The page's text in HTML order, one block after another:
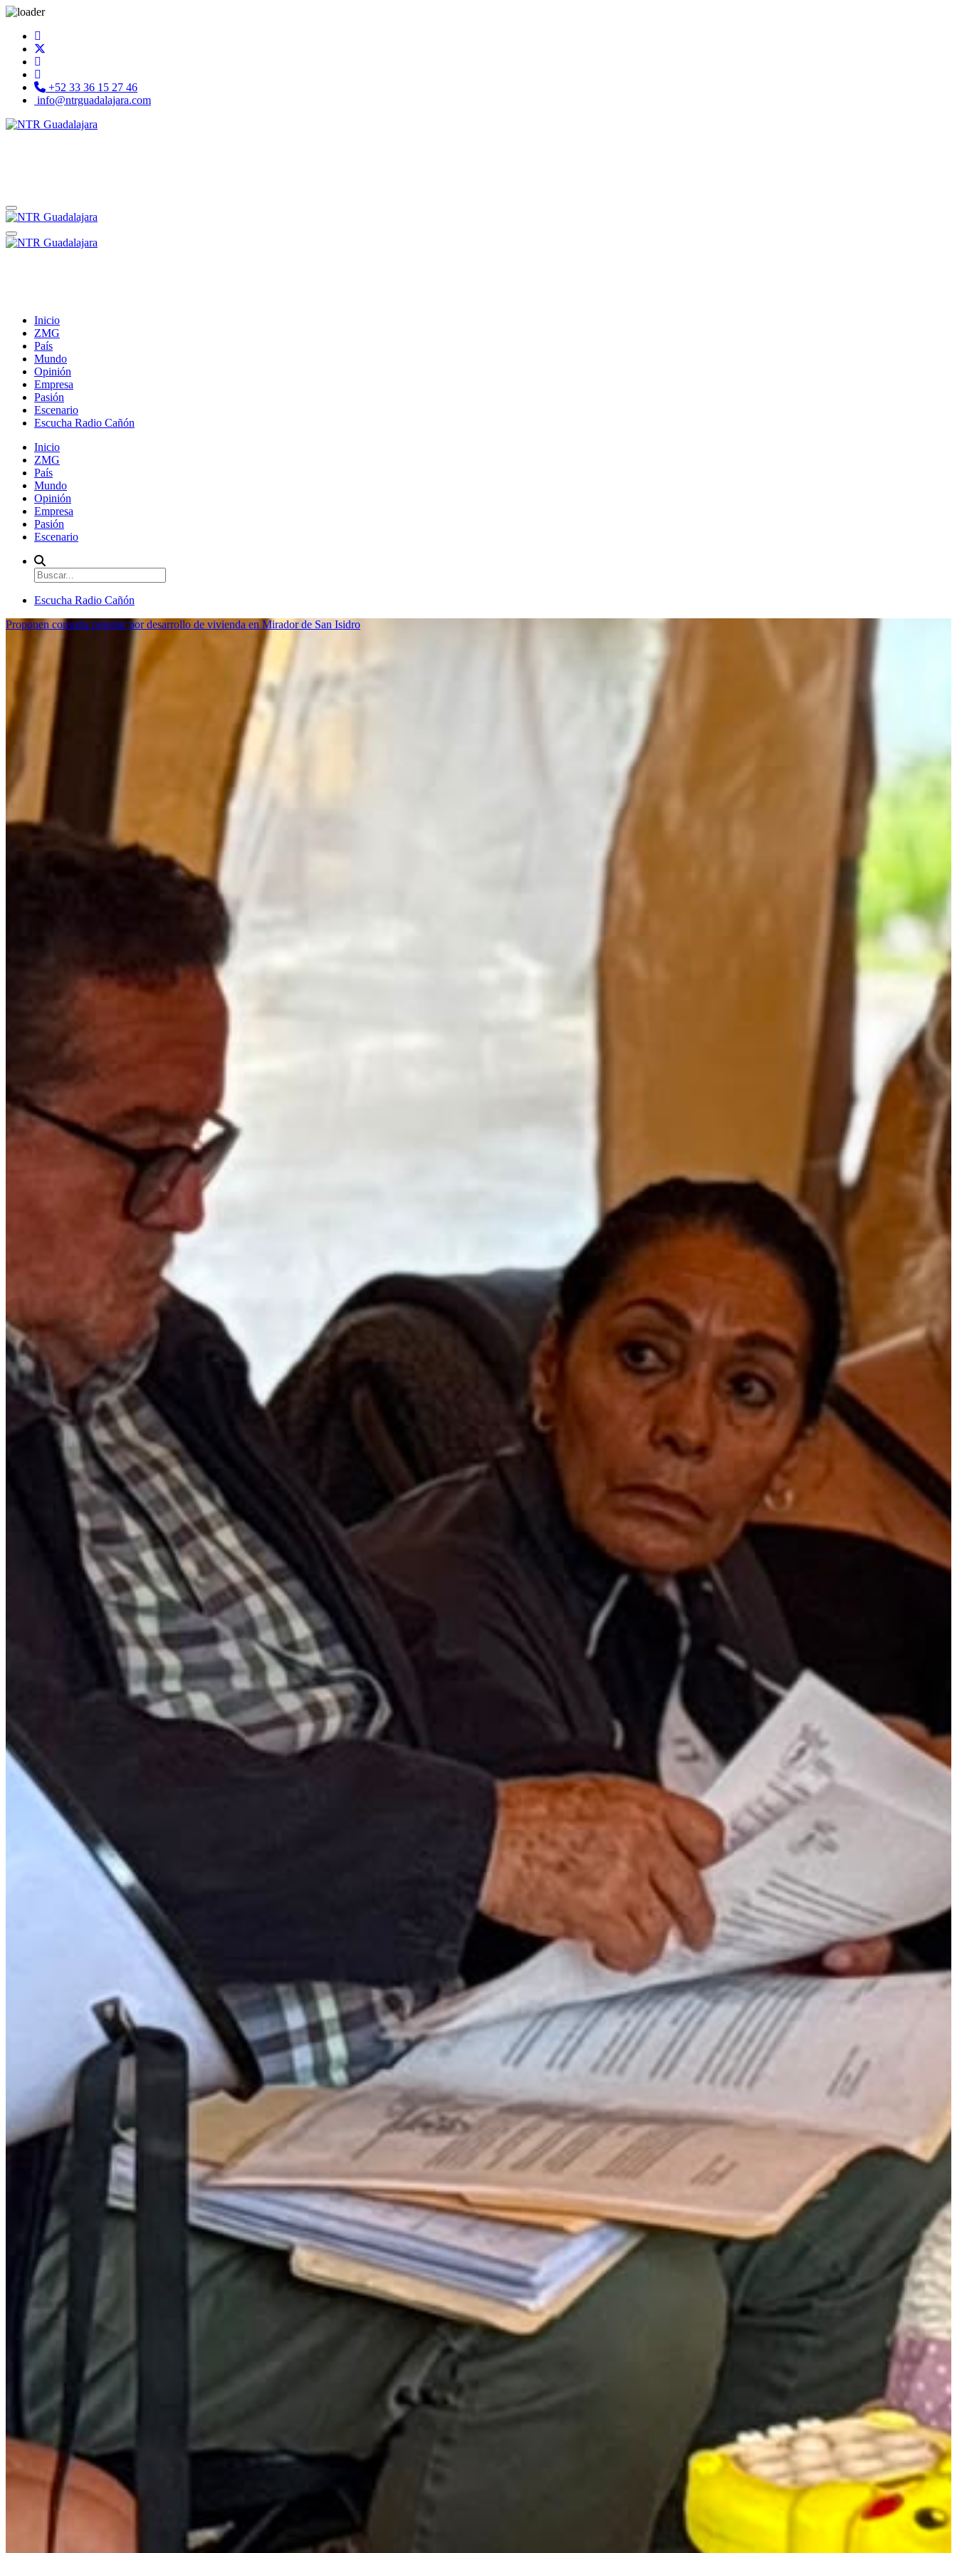
+52 33 36 15 27 46
info@ntrguadalajara.com
Inicio
ZMG
País
Mundo
Opinión
Empresa
Pasión
Escenario
Escucha Radio Cañón
Inicio
ZMG
País
Mundo
Opinión
Empresa
Pasión
Escenario
Escucha Radio Cañón
Proponen consulta popular por desarrollo de vivienda en Mirador de San Isidro